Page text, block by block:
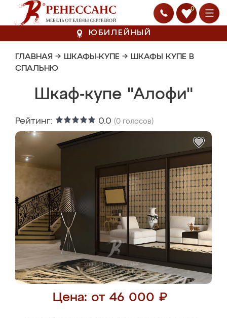
0
ЮБИЛЕЙНЫЙ
ГЛАВНАЯ → ШКАФЫ-КУПЕ → ШКАФЫ КУПЕ В
СПАЛЬНЮ
Шкаф-купе "Алофи"
Рейтинг: 0.0 (0 голосов)
Цена: от 46 000 ₽